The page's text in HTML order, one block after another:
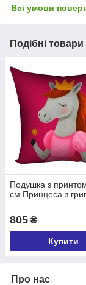
Всі умови
Подібні товари
Подушка з
см Принцеса з
805 ₴
Купити
Про нас